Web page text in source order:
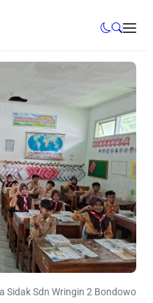
Sidak Sdn Wringin 2